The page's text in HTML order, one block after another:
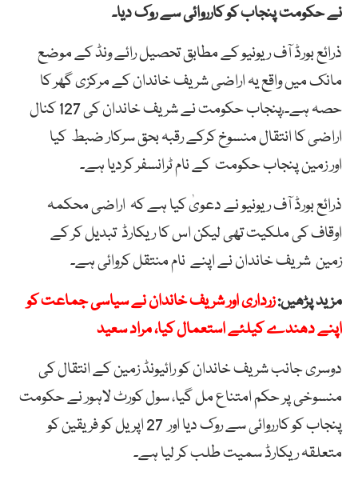
نےحکومتپنجابکوکارروائیسےروکدیا۔
ذرائع بورڈ آف ریونیو کے مطابق تحصیل رائے ونڈ کے موضع
مانک میں واقع یہ اراضی شریف خاندان کے مرکزی گھر کا
حصہ ہے۔ ُپنجاب حکومت نےشریفخاندانکی
کنال
اراضیکاانتقالمنسوخ کرکےرقبہبحقسرکارضبط کیا
اورزمینپنجابحکومتکےنامٹرانسفر کردیا ہے۔
ذرائعبورڈآفریونیونے دعویٰ کیا ہے کہ اراضیمحکمہ
اوقافکیملکیتتھی لیکن اس کاریکارڈ تبدیل کر کے
زمین شریفخانداننےاپنے ناممنتقلکروائی ہے۔
مزید پڑھیں:زرداری اور شریف خاندان نے سیاسی جماعت کو
اپنے دھندے کیلئے استعمال کیا، مراد سعید
دوسری جانب شریفخاندانکورائیونڈزمینکےانتقالکی
منسوخیپرحکمامتناعملگیا،سولکورٹلاہورنےحکومت
پنجابکوکارروائیسےروکدیا اور27 اپریلکو فریقینکو
متعلقہریکارڈسمیتطلبکرلیا ہے۔